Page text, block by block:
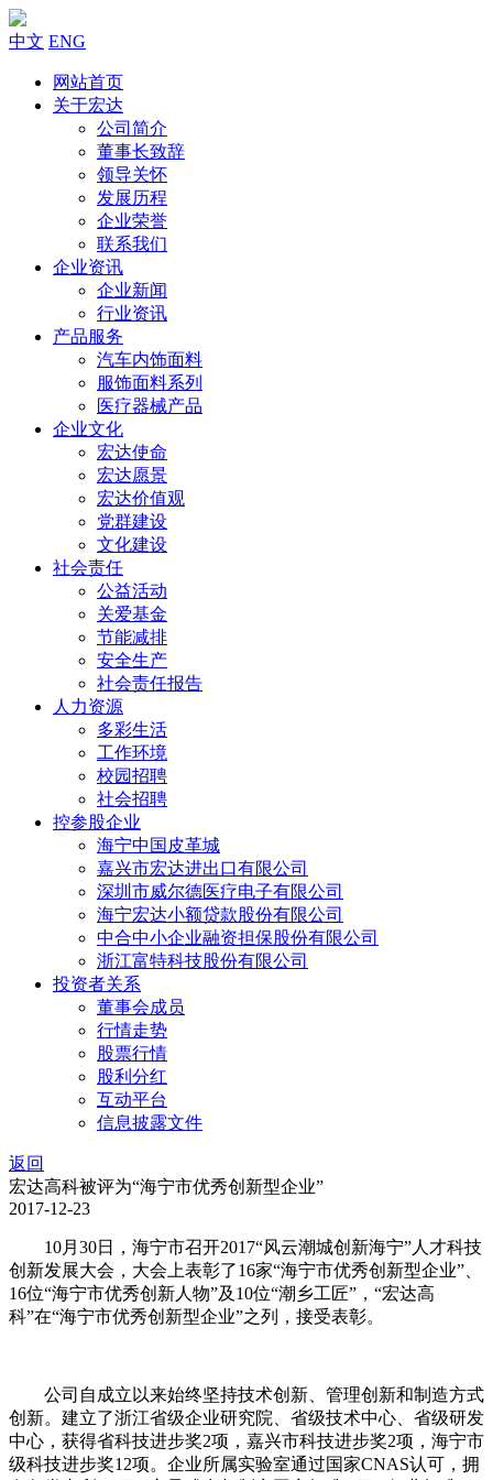
中文 ENG
网站首页
关于宏达
公司简介
董事长致辞
领导关怀
发展历程
企业荣誉
联系我们
企业资讯
企业新闻
行业资讯
产品服务
汽车内饰面料
服饰面料系列
医疗器械产品
企业文化
宏达使命
宏达愿景
宏达价值观
党群建设
文化建设
社会责任
公益活动
关爱基金
节能减排
安全生产
社会责任报告
人力资源
多彩生活
工作环境
校园招聘
社会招聘
控参股企业
海宁中国皮革城
嘉兴市宏达进出口有限公司
深圳市威尔德医疗电子有限公司
海宁宏达小额贷款股份有限公司
中合中小企业融资担保股份有限公司
浙江富特科技股份有限公司
投资者关系
董事会成员
行情走势
股票行情
股利分红
互动平台
信息披露文件
返回
宏达高科被评为“海宁市优秀创新型企业”
2017-12-23
10月30日，海宁市召开2017“风云潮城创新海宁”人才科技
创新发展大会，大会上表彰了16家“海宁市优秀创新型企业”、
16位“海宁市优秀创新人物”及10位“潮乡工匠”，“宏达高
科”在“海宁市优秀创新型企业”之列，接受表彰。
公司自成立以来始终坚持技术创新、管理创新和制造方式
创新。建立了浙江省级企业研究院、省级技术中心、省级研发
中心，获得省科技进步奖2项，嘉兴市科技进步奖2项，海宁市
级科技进步奖12项。企业所属实验室通过国家CNAS认可，拥